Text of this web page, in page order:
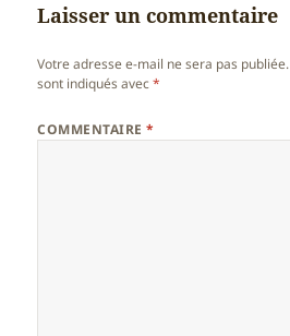
Laisser un commentaire
Votre adresse e-mail ne sera pas publiée.
sont indiqués avec*
COMMENTAIRE*